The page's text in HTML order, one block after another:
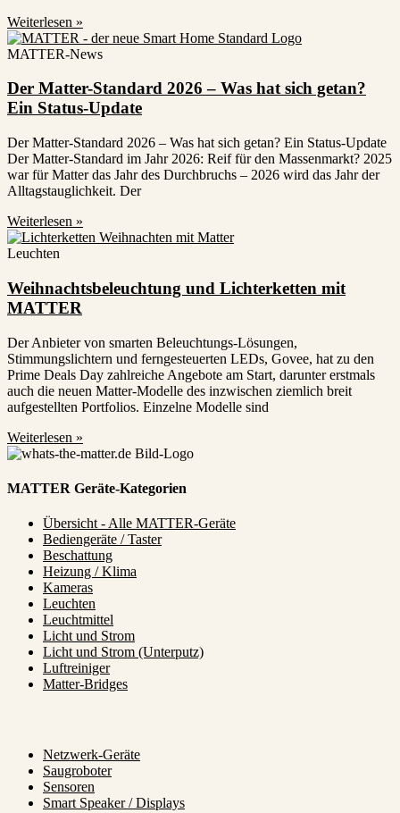
Weiterlesen »
MATTER-News
Der Matter-Standard 2026 – Was hat sich getan?
Ein Status-Update
Der Matter-Standard 2026 – Was hat sich getan? Ein Status-Update
Der Matter-Standard im Jahr 2026: Reif für den Massenmarkt? 2025
war für Matter das Jahr des Durchbruchs – 2026 wird das Jahr der
Alltagstauglichkeit. Der
Weiterlesen »
Leuchten
Weihnachtsbeleuchtung und Lichterketten mit
MATTER
Der Anbieter von smarten Beleuchtungs-Lösungen,
Stimmungslichtern und ferngesteuerten LEDs, Govee, hat zu den
Prime Deals Day zahlreiche Angebote am Start, darunter erstmals
auch die neuen Matter-Modelle des inzwischen ziemlich breit
aufgestellten Portfolios. Einzelne Modelle sind
Weiterlesen »
MATTER Geräte-Kategorien
Übersicht - Alle MATTER-Geräte
Bediengeräte / Taster
Beschattung
Heizung / Klima
Kameras
Leuchten
Leuchtmittel
Licht und Strom
Licht und Strom (Unterputz)
Luftreiniger
Matter-Bridges
Netzwerk-Geräte
Saugroboter
Sensoren
Smart Speaker / Displays